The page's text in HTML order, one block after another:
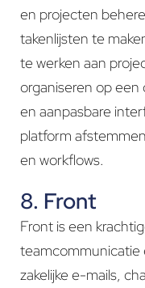
en projecten
takenlijsten te
te werken aan
organiseren op een
en aanpasbare
platform
en workflows.
8. Front
Front is een
teamcommunicatie
zakelijke e-mails,